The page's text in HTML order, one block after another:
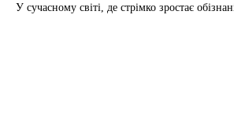
У сучасному світі, де стрімко зростає